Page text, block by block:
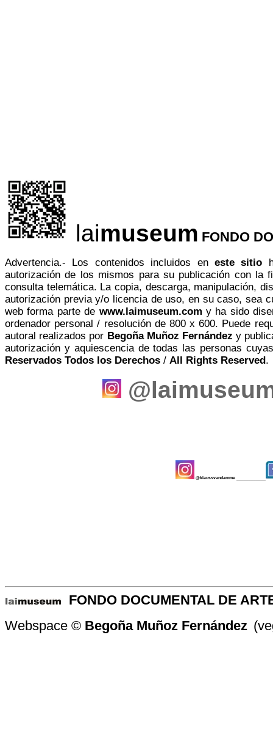
laimuseum FONDO
Advertencia.- Los contenidos incluidos en este sitio
autorización de los mismos para su publicación con la
consulta telemática. La copia, descarga, manipulación,
autorización previa y/o licencia de uso, en su caso, sea
web forma parte de www.laimuseum.com y ha sido
ordenador personal / resolución de 800 x 600. Puede
autoral realizados por Begoña Muñoz Fernández y
autorización y aquiescencia de todas las personas
Reservados Todos los Derechos / All Rights Reserved.
@klaussvandamme
FONDO DOCUMENTAL DE
Webspace © Begoña Muñoz Fernández